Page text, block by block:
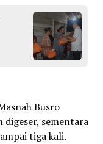
Busro
sementara
tiga kali.